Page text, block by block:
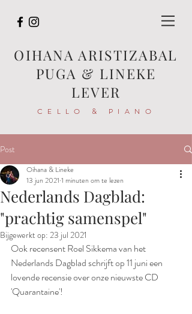
OIHANA ARISTIZABAL
PUGA & LINEKE
LEVER
CELLO & PIANO
Post
Nederlands Dagblad:
"prachtig samenspel"
Oihana & Lineke
13 jun 2021 1 minuten om te lezen
Bijgewerkt op: 23 jul 2021
Ook recensent Roel Sikkema van het
Nederlands Dagblad schrijft op 11 juni een
lovende recensie over onze nieuwste CD
'Quarantaine'!